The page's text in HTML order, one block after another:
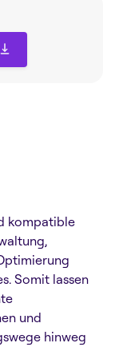
kompatible
Somit lassen
und
hinweg